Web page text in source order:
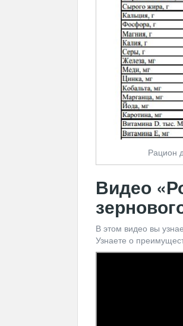
Рацион
Видео
В этом видео вы
Узнаете о